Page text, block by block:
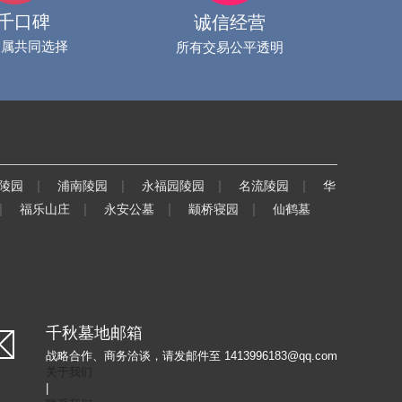
口碑
共同选择
诚信经营
所有交易公平透明
园 | 浦南陵园 | 永福园陵园 | 名流陵园 | 华
| 福乐山庄 | 永安公墓 | 颛桥寝园 | 仙鹤墓
千秋墓地邮箱
战略合作、商务洽谈，请发邮件至 1413996183@qq.com